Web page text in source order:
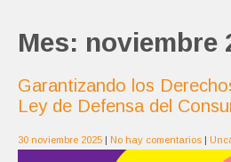
Mes: noviembre
Garantizando los
Ley de Defensa del
30 noviembre 2025 | No hay comentarios |